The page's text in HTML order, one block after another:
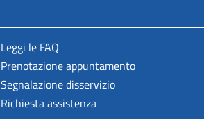
Leggi le FAQ
Prenotazione appuntamento
Segnalazione disservizio
Richiesta assistenza